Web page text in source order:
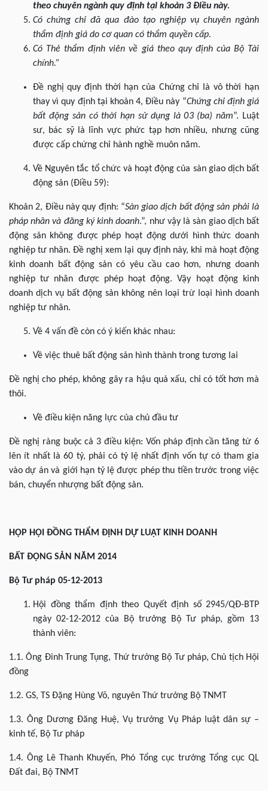
theo chuyên ngành quy định tại khoản 3 Điều này.
Có chứng chỉ đã qua đào tạo nghiệp vụ chuyên ngành
thẩm định giá do cơ quan có thẩm quyền cấp.
Có Thẻ thẩm định viên về giá theo quy định của Bộ Tài
chính.”
Đề nghị quy định thời hạn của Chứng chỉ là vô thời hạn
thay vì quy định tại khoản 4, Điều này “Chứng chỉ định giá
bất động sản có thời hạn sử dụng là 03 (ba) năm”. Luật
sư, bác sỹ là lĩnh vực phức tạp hơn nhiều, nhưng cũng
được cấp chứng chỉ hành nghề muôn năm.
Về Nguyên tắc tổ chức và hoạt động của sàn giao dịch bất
động sản (Điều 59):
Khoản 2, Điều này quy định: “Sàn giao dịch bất động sản phải là
pháp nhân và đăng ký kinh doanh.”, như vậy là sàn giao dịch bất
động sản không được phép hoạt động dưới hình thức doanh
nghiệp tư nhân. Đề nghị xem lại quy định này, khi mà hoạt động
kinh doanh bất động sản có yêu cầu cao hơn, nhưng doanh
nghiệp tư nhân được phép hoạt động. Vậy hoạt động kinh
doanh dịch vụ bất động sản không nên loại trừ loại hình doanh
nghiệp tư nhân.
Về 4 vấn đề còn có ý kiến khác nhau:
Về việc thuê bất động sản hình thành trong tương lai
Đề nghị cho phép, không gây ra hậu quả xấu, chỉ có tốt hơn mà
thôi.
Về điều kiện năng lực của chủ đầu tư
Đề nghị ràng buộc cả 3 điều kiện: Vốn pháp định cần tăng từ 6
lên ít nhất là 60 tỷ, phải có tỷ lệ nhất định vốn tự có tham gia
vào dự án và giới hạn tỷ lệ được phép thu tiền trước trong việc
bán, chuyển nhượng bất động sản.
HỌP HỘI ĐỒNG THẨM ĐỊNH DỰ LUẬT KINH DOANH
BẤT ĐỘNG SẢN NĂM 2014
Bộ Tư pháp 05-12-2013
Hội đồng thẩm định theo Quyết định số 2945/QĐ-BTP
ngày 02-12-2012 của Bộ trưởng Bộ Tư pháp, gồm 13
thành viên:
1.1. Ông Đinh Trung Tụng, Thứ trưởng Bộ Tư pháp, Chủ tịch Hội
đồng
1.2. GS, TS Đặng Hùng Võ, nguyên Thứ trưởng Bộ TNMT
1.3. Ông Dương Đăng Huệ, Vụ trưởng Vụ Pháp luật dân sự –
kinh tế, Bộ Tư pháp
1.4. Ông Lê Thanh Khuyến, Phó Tổng cục trưởng Tổng cục QL
Đất đai, Bộ TNMT